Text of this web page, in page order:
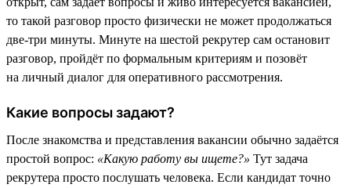
то такой разговор просто физически не может продолжаться
две-три минуты. Минуте на шестой рекрутер сам остановит
разговор, пройдёт по формальным критериям и позовёт
на личный диалог для оперативного рассмотрения.
Какие вопросы задают?
После знакомства и представления вакансии обычно задаётся
простой вопрос: «Какую работу вы ищете?» Тут задача
рекрутера просто послушать человека. Если кандидат точно